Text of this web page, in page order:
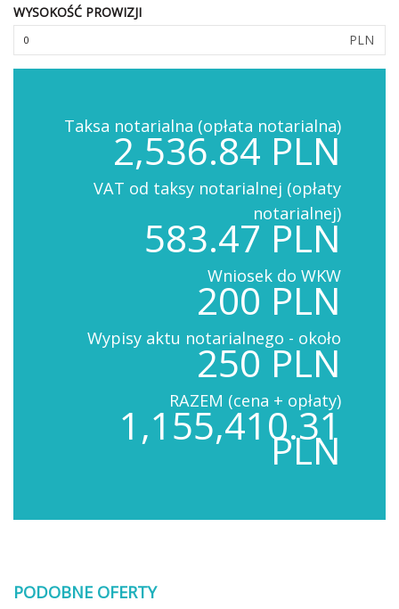
WYSOKOŚĆ PROWIZJI
PLN
Taksa notarialna (opłata notarialna)
2,536.84 PLN
VAT od taksy notarialnej (opłaty
notarialnej)
583.47 PLN
Wniosek do WKW
200 PLN
Wypisy aktu notarialnego - około
250 PLN
RAZEM (cena + opłaty)
1,155,410.31
PLN
PODOBNE OFERTY